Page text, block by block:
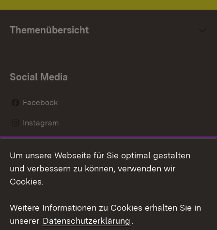
Themenübersicht
Social Media
Facebook
Instagram
Mastodon
Youtube
Kontakt
Datenschutz
Um unsere Webseite für Sie optimal gestalten
und verbessern zu können, verwenden wir
Cookies.
Weitere Informationen zu Cookies erhalten Sie in
unserer Datenschutzerklärung.